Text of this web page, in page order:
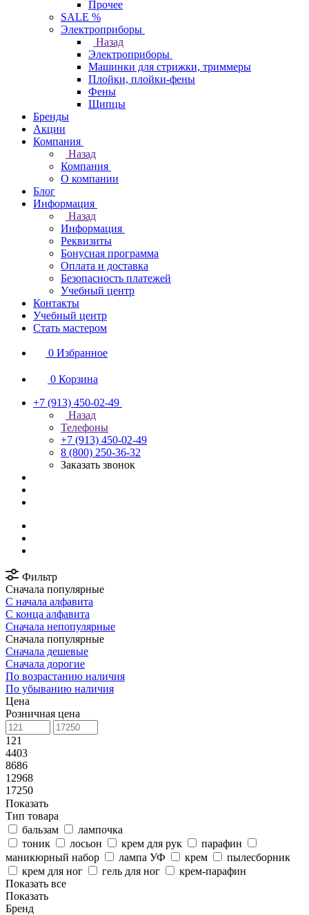
Прочее
SALE %
Электроприборы
Назад
Электроприборы
Машинки для стрижки, триммеры
Плойки, плойки-фены
Фены
Щипцы
Бренды
Акции
Компания
Назад
Компания
О компании
Блог
Информация
Назад
Информация
Реквизиты
Бонусная программа
Оплата и доставка
Безопасность платежей
Учебный центр
Контакты
Учебный центр
Стать мастером
0 Избранное
0 Корзина
+7 (913) 450-02-49
Назад
Телефоны
+7 (913) 450-02-49
8 (800) 250-36-32
Заказать звонок
Фильтр
Сначала популярные
С начала алфавита
С конца алфавита
Сначала непопулярные
Сначала популярные
Сначала дешевые
Сначала дорогие
По возрастанию наличия
По убыванию наличия
Цена
Розничная цена
121
4403
8686
12968
17250
Показать
Тип товара
бальзам
лампочка
тоник
лосьон крем для рук
парафин
маникюрный набор
лампа УФ крем
пылесборник
крем для ног
гель для ног
крем-парафин
Показать все
Показать
Бренд